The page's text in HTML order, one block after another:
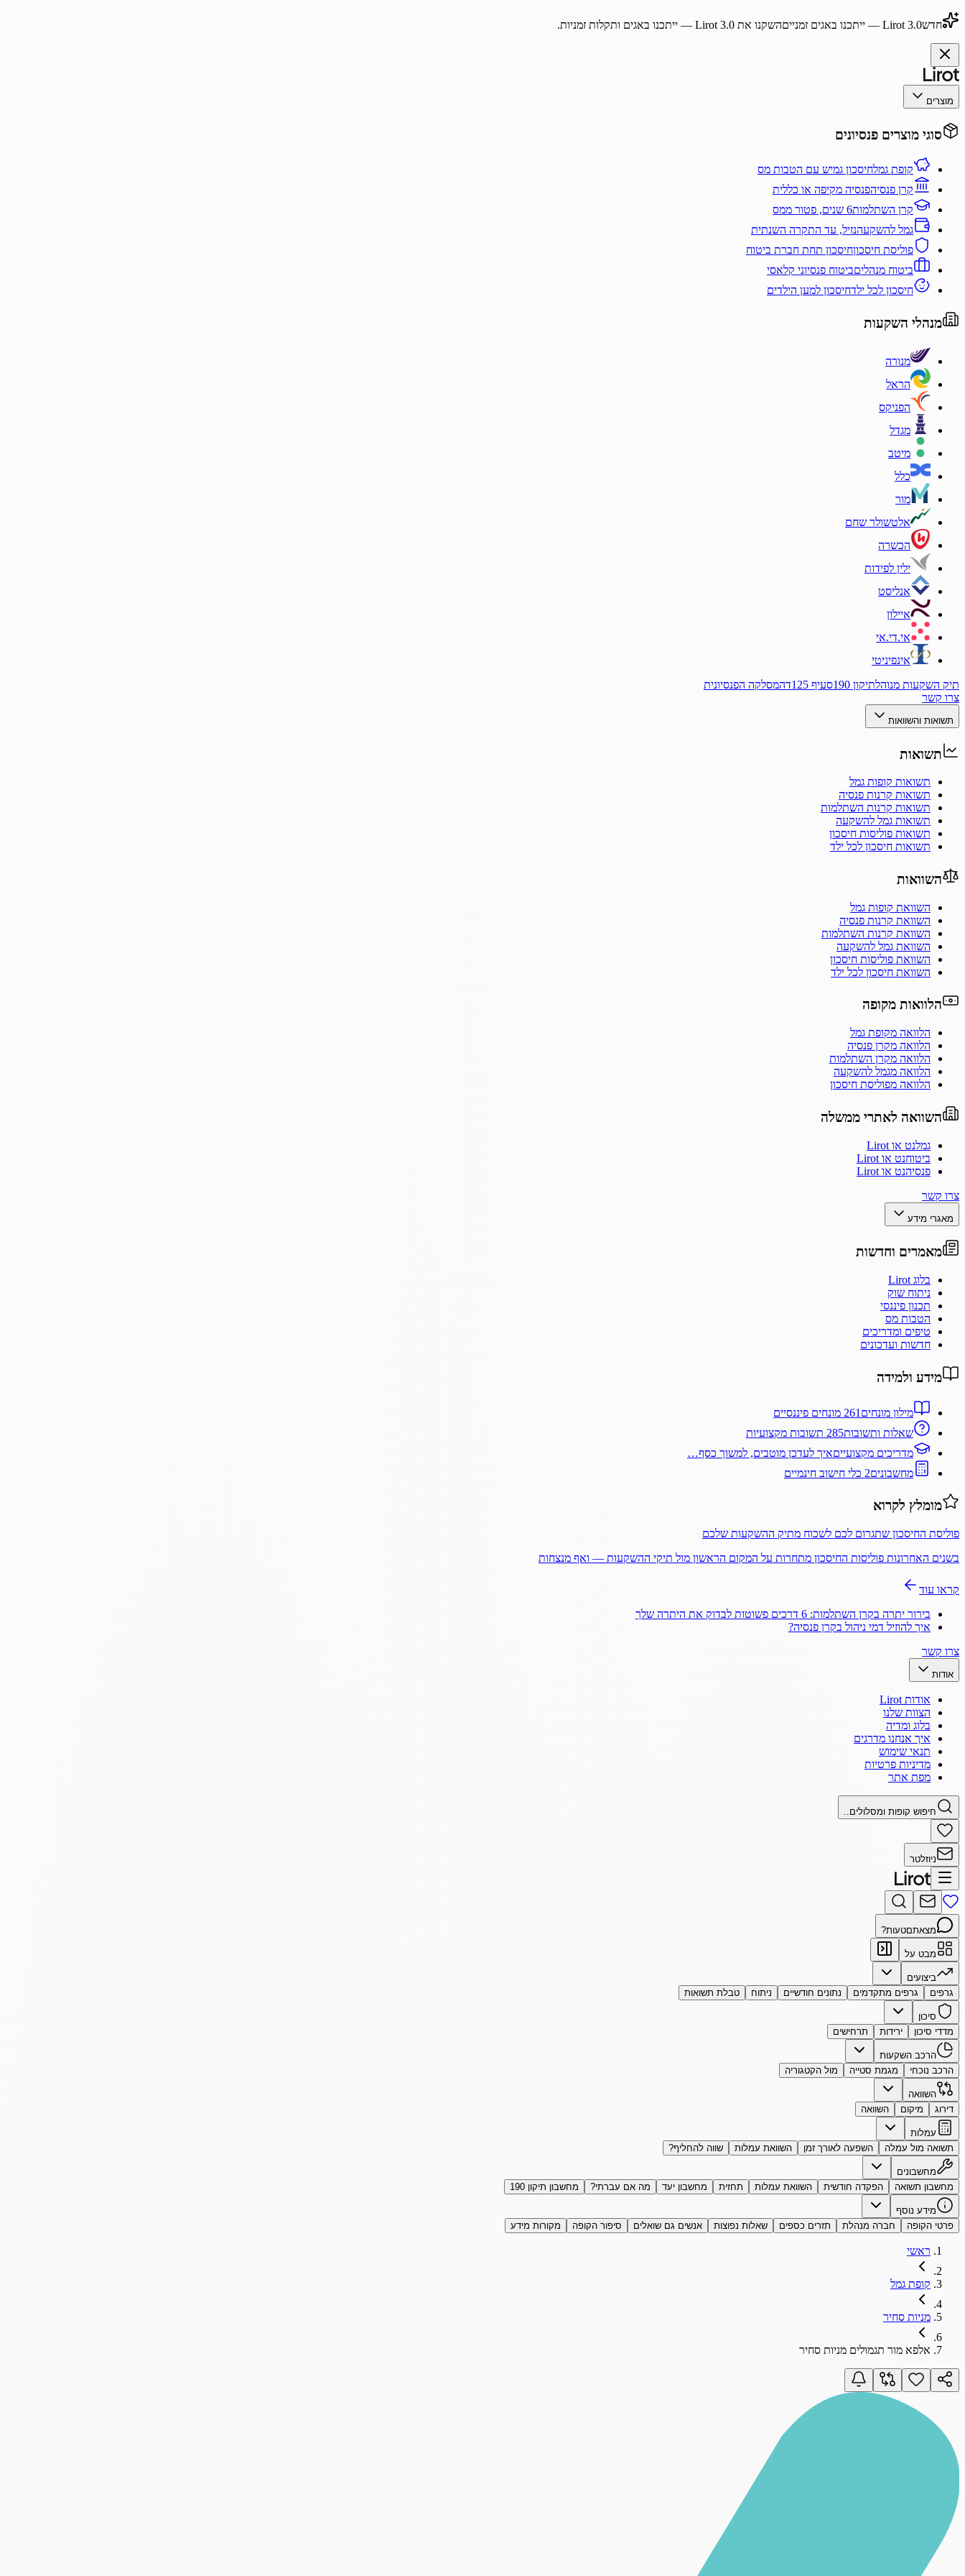
חדשLirot 3.0 — ייתכנו באגים זמנייםהשקנו את Lirot 3.0 — ייתכנו באגים ותקלות זמניות.
מוצרים
סוגי מוצרים פנסיונים
קופת גמלחיסכון גמיש עם הטבות מס
קרן פנסיהפנסיה מקיפה או כללית
קרן השתלמות6 שנים, פטור ממס
גמל להשקעהנזיל, עד התקרה השנתית
פוליסת חיסכוןחיסכון תחת חברת ביטוח
ביטוח מנהליםביטוח פנסיוני קלאסי
חיסכון לכל ילדחיסכון למען הילדים
מנהלי השקעות
מנורה
הראל
הפניקס
מגדל
מיטב
כלל
מור
אלטשולר שחם
הכשרה
ילין לפידות
אנליסט
איילון
אי.די.אי
אינפיניטי
תיק השקעות מנוהלתיקון 190 סעיף 125ד
המסלקה הפנסיונית
צרו קשר
תשואות והשוואות
תשואות
תשואות קופות גמל
תשואות קרנות פנסיה
תשואות קרנות השתלמות
תשואות גמל להשקעה
תשואות פוליסות חיסכון
תשואות חיסכון לכל ילד
השוואות
השוואת קופות גמל
השוואת קרנות פנסיה
השוואת קרנות השתלמות
השוואת גמל להשקעה
השוואת פוליסות חיסכון
השוואת חיסכון לכל ילד
הלוואות מקופה
הלוואה מקופת גמל
הלוואה מקרן פנסיה
הלוואה מקרן השתלמות
הלוואה מגמל להשקעה
הלוואה מפוליסת חיסכון
השוואה לאתרי ממשלה
גמלנט או Lirot
ביטוחנט או Lirot
פנסיהנט או Lirot
צרו קשר
מאגרי מידע
מאמרים וחדשות
בלוג Lirot
ניתוח שוק
תכנון פיננסי
הטבות מס
טיפים ומדריכים
חדשות ועדכונים
מידע ולמידה
מילון מונחים 261 מונחים פיננסיים
שאלות ותשובות285 תשובות מקצועיות
מדריכים מקצועייםאיך לעדכן מוטבים, למשוך כסף…
מחשבונים2 כלי חישוב חינמיים
מומלץ לקרוא
פוליסת החיסכון שתגרום לכם לשכוח מתיק ההשקעות שלכם
בשנים האחרונות פוליסות החיסכון מתחרות על המקום הראשון מול תיקי ההשקעות — ואף מנצחות
קראו עוד
בירור יתרה בקרן השתלמות: 6 דרכים פשוטות לבדוק את היתרה שלך
איך להוזיל דמי ניהול בקרן פנסיה?
צרו קשר
אודות
אודות Lirot
הצוות שלנו
בלוג ומדיה
איך אנחנו מדרגים
תנאי שימוש
מדיניות פרטיות
מפת אתר
חיפוש קופות ומסלולים..
ניוזלטר
מצאתםטעות?
מבט על
ביצועים
גרפים
גרפים מתקדמים נתונים חודשיים ניתוח טבלת תשואות
סיכון
מדדי סיכון
ירידות תרחישים
הרכב השקעות
הרכב נוכחי
מגמת סטייה מול הקטגוריה
השוואה
דירוג
מיקום השוואה
עמלות
תשואה מול עמלה
השפעה לאורך זמן השוואת עמלות שווה להחליף?
מחשבונים
מחשבון תשואה
הפקדה חודשית השוואת עמלות תחזית מחשבון יעד מה אם עברתי? מחשבון תיקון 190
מידע נוסף
פרטי הקופה
חברה מנהלת תזרים כספים שאלות נפוצות אנשים גם שואלים סיפור הקופה מקורות מידע
ראשי
קופת גמל
מניות סחיר
אלפא מור תגמולים מניות סחיר